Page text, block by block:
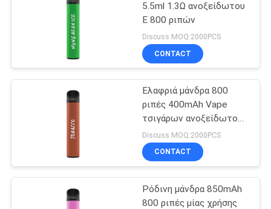
Επαναληπτικής
χρήσεως
ηλεκτρονικό
τσιγάρο
Αρωματικό τσιγάρο
Ε
5.5ml 1.3Ω ανοξείδωτου
Ε 800 ριπών
Discuss MOQ:2000PCS
CONTACT
Ελαφριά μάνδρα 800
ριπές 400mAh Vape
τσιγάρων ανοξείδωτου
Ε
Discuss MOQ:2000PCS
CONTACT
Ρόδινη μάνδρα 850mAh
800 ριπές μίας χρήσης